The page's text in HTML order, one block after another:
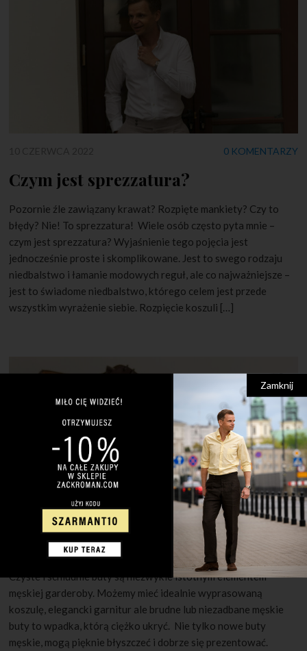
0 KOMENTARZY
Czym jest sprezzatura?
Pozornie źle zawiązany krawat? Rozpięte mankiety? Czy to
błędy? Nie! To sprezzatura! Wiele osób często pyta mnie –
czym jest sprezzatura? Wyjaśnienie tego pojęcia jest
jednocześnie proste i skomplikowane. Jest to swego rodzaju
niedbalstwo i łamanie modowych reguł, ale co najważniejsze –
jest to świadome niedbalstwo, którego celem jest przede
wszystkim wyrażenie siebie. Rozpięcie koszuli […]
30 MAJA 2022 1 KOMENTARZ
Jak pielęgnować męskie buty?
Czyste i schludnie buty są niezwykle istotnym elementem
męskiej garderoby. Możemy mieć idealnie wyprasowaną
koszulę, elegancki garnitur ale brudne lub niezadbane męskie
buty to wpadka, którą ciężko ukryć. Nie tylko nowe buty
męskie, mogą pięknie błyszczeć i dobrze się prezentować.
Zamknij